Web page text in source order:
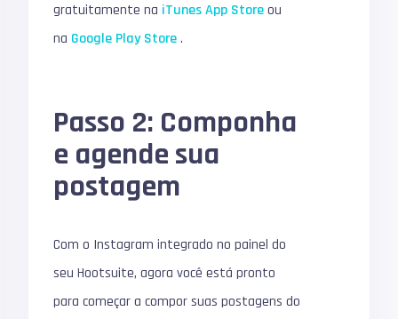
gratuitamente na iTunes App Storeou
na Google Play Store.
Passo 2: Componha
e agende sua
postagem
Com o Instagram integrado no painel do
seu Hootsuite, agora você está pronto
para começar a compor suas postagens do